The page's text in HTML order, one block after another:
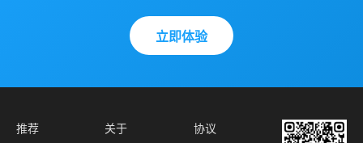
立即体验
推荐 关于 协议